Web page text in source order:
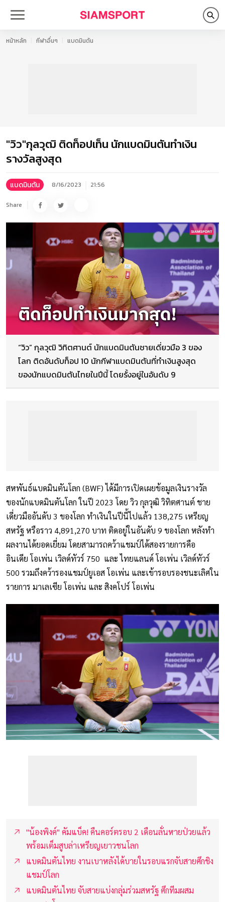
หน้าหลัก กีฬาอื่นๆ แบดมินตัน
"วิว"กุลวุฒิ ติดท็อปเท็น นักแบดมินตันทำเงิน
รางวัลสูงสุด
แบดมินตัน 8/16/2023 21:56
Share
“วิว” กุลวุฒิ วิทิตศานต์ นักแบดมินตันชายเดี่ยวมือ 3 ของ
โลก ติดอันดับท็อป 10 นักกีฬาแบดมินตันที่ทำเงินสูงสุด
ของนักแบดมินตันไทยในปีนี้ โดยรั้งอยู่ในอันดับ 9
สหพันธ์แบดมินตันโลก (BWF) ได้มีการเปิดเผยข้อมูลเงินรางวัล
ของนักแบดมินตันโลก ในปี 2023 โดย วิว กุลวุฒิ วิทิตศานต์ ชาย
เดี่ยวมืออันดับ 3 ของโลก ทำเงินในปีนี้ไปแล้ว 138,275 เหรียญ
สหรัฐ หรือราว 4,891,270 บาท ติดอยู่ในอันดับ 9 ของโลก หลังทำ
ผลงานได้ยอดเยี่ยม โดยสามารถคว้าแชมป์ได้สองรายการคือ
อินเดีย โอเพ่น เวิลด์ทัวร์ 750 และ ไทยแลนด์ โอเพ่น เวิลด์ทัวร์
500 รวมถึงคว้ารองแชมป์ยูเอส โอเพ่น และเข้ารอบรองชนะเลิศใน
รายการ มาเลเซีย โอเพ่น และ สิงคโปร์ โอเพ่น
"น้องพิงค์" คัมแบ็ค! คืนคอร์ตรอบ 2 เดือนลั่นหายป่วยแล้ว
พร้อมเต็มสูบล่าเหรียญเยาวชนโลก
แบดมินตันไทย งานเบาหลังได้บายในรอบแรกจับสายศึกชิง
แชมป์โลก
แบดมินตันไทย จับสายแบ่งกลุ่มร่วมสหรัฐ ศึกทีมผสม